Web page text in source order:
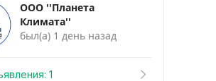
ООО ''Планета
Климата''
был(а) 1 день назад
1